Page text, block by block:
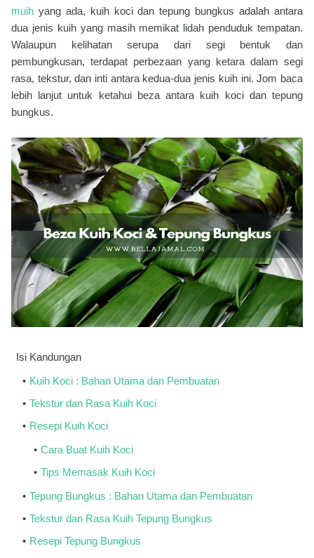
muih yang ada, kuih koci dan tepung bungkus adalah antara
dua jenis kuih yang masih memikat lidah penduduk tempatan.
Walaupun kelihatan serupa dari segi bentuk dan
pembungkusan, terdapat perbezaan yang ketara dalam segi
rasa, tekstur, dan inti antara kedua-dua jenis kuih ini. Jom baca
lebih lanjut untuk ketahui beza antara kuih koci dan tepung
bungkus.
Isi Kandungan
Kuih Koci : Bahan Utama dan Pembuatan
Tekstur dan Rasa Kuih Koci
Resepi Kuih Koci
Cara Buat Kuih Koci
Tips Memasak Kuih Koci
Tepung Bungkus : Bahan Utama dan Pembuatan
Tekstur dan Rasa Kuih Tepung Bungkus
Resepi Tepung Bungkus